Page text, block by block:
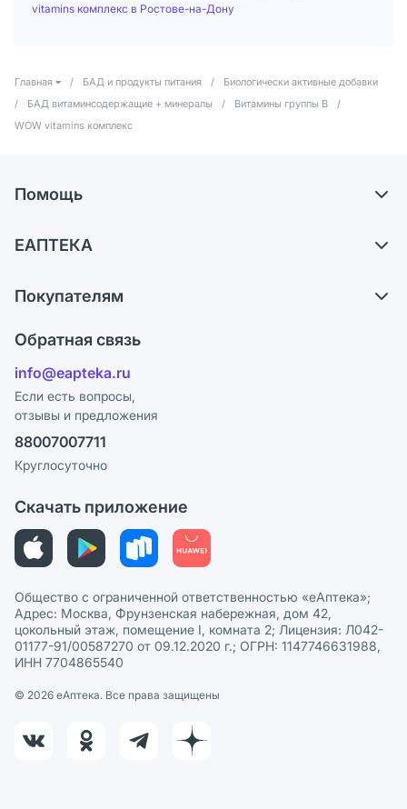
vitamins комплекс в Ростове-на-Дону
Главная / БАД и продукты питания /
Биологически активные добавки
/
БАД витаминсодержащие + минералы / Витамины группы В
/
WOW vitamins комплекс
Помощь
Самовывоз из аптек
Ответы на вопросы
Блог
ЕАПТЕКА
Карьера
Поставщики
Лицензия
Реклама на сайте
Ваши товары на ЕАПТЕКЕ
Покупателям
Программа СберСпасибо
Политика конфиденциальности
Пользовательское соглашение
Политика рекомендаций
Этика и соответствие
Политика в отношении обработки персональных данных
Обратная связь
info@eapteka.ru
Если есть вопросы,
отзывы и предложения
88007007711
Круглосуточно
Скачать приложение
Общество с ограниченной ответственностью «еАптека»;
Адрес: Москва, Фрунзенская набережная, дом 42,
цокольный этаж, помещение I, комната 2; Лицензия: Л042-
01177-91/00587270 от 09.12.2020 г.; ОГРН: 1147746631988,
ИНН 7704865540
© 2026 eАптека. Все права защищены